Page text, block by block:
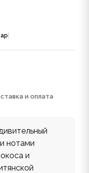
и оплата
нотами
и